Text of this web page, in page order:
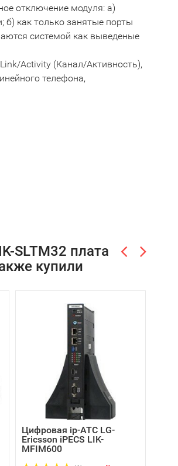
отключение модуля: a)
как только занятые порты
системой как выведеные
Activity (Канал/Активность),
телефона,
SLTM32 плата
купили
Цифровая ip-АТС LG-
Ericsson iPECS LIK-
MFIM600